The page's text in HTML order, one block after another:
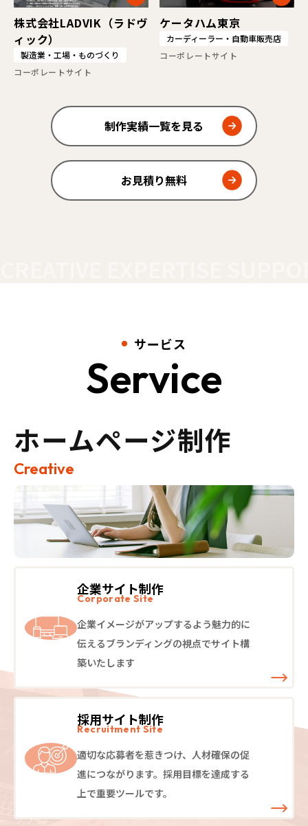
株式会社LADVIK（ラドヴ
ィック）
製造業・工場・ものづくり
コーポレートサイト
ケータハム東京
カーディーラー・自動車販売店
コーポレートサイト
制作実績一覧を見る
お見積り無料
サービス
Service
ホームページ制作
Creative
企業サイト制作
Corporate Site
企業イメージがアップするよう魅力的に
伝えるブランディングの視点でサイト構
築いたします
採用サイト制作
Recruitment Site
適切な応募者を惹きつけ、人材確保の促
進につながります。採用目標を達成する
上で重要ツールです。